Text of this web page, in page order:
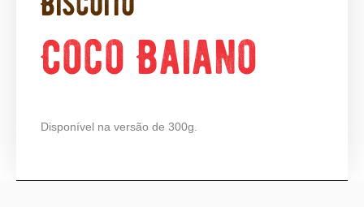
Coco Baiano
Disponível na versão de 300g.